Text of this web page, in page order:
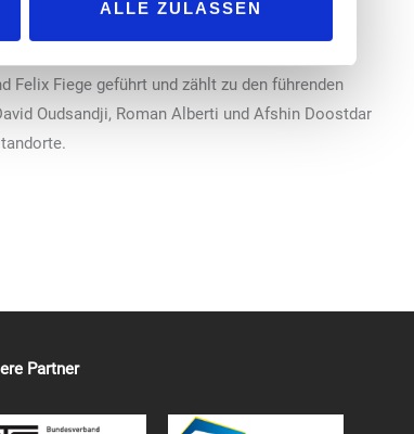
ALLE ZULASSEN
von Fahrzeugflotten unter hohem
Felix Fiege geführt und zählt zu den führenden
Oudsandji, Roman Alberti und Afshin Doostdar
Partner